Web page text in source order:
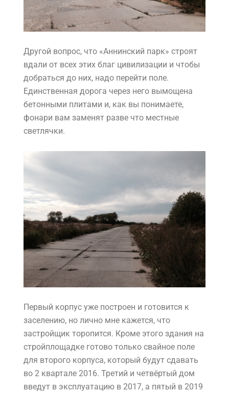
Другой вопрос, что «Аннинский парк» строят
вдали от всех этих благ цивилизации и чтобы
добраться до них, надо перейти поле.
Единственная дорога через него вымощена
бетонными плитами и, как вы понимаете,
фонари вам заменят разве что местные
светлячки.
Первый корпус уже построен и готовится к
заселению, но лично мне кажется, что
застройщик торопится. Кроме этого здания на
стройплощадке готово только свайное поле
для второго корпуса, который будут сдавать
во 2 квартале 2016. Третий и четвёртый дом
введут в эксплуатацию в 2017, а пятый в 2019